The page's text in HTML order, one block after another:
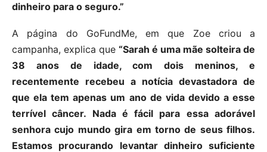
dinheiro para o seguro.”
A página do GoFundMe, em que Zoe criou a
campanha, explica que “Sarah é uma mãe solteira de
38 anos de idade, com dois meninos, e
recentemente recebeu a notícia devastadora de
que ela tem apenas um ano de vida devido a esse
terrível câncer. Nada é fácil para essa adorável
senhora cujo mundo gira em torno de seus filhos.
Estamos procurando levantar dinheiro suficiente